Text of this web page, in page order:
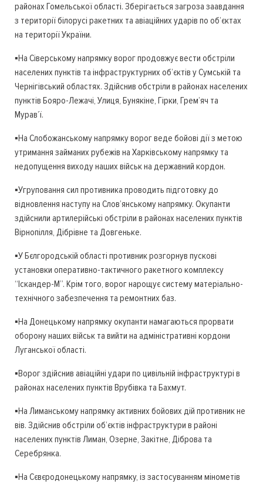
районах Гомельської області. Зберігається загроза заавдання
з території білорусі ракетних та авіаційних ударів по об’єктах
на території України.
▪️На Сіверському напрямку ворог продовжує вести обстріли
населених пунктів та інфраструктурних об’єктів у Сумській та
Чернігівський областях. Здійснив обстріли в районах населених
пунктів Бояро-Лежачі, Улиця, Бунякіне, Гірки, Грем’яч та
Мурав’ї.
▪️На Слобожанському напрямку ворог веде бойові дії з метою
утримання займаних рубежів на Харківському напрямку та
недопущення виходу наших військ на державний кордон.
▪️Угруповання сил противника проводить підготовку до
відновлення наступу на Слов’янському напрямку. Окупанти
здійснили артилерійські обстріли в районах населених пунктів
Вірнопілля, Дібрівне та Довгеньке.
▪️У Бєлгородській області противник розгорнув пускові
установки оперативно-тактичного ракетного комплексу
“Іскандер-М”. Крім того, ворог нарощує систему матеріально-
технічного забезпечення та ремонтних баз.
▪️На Донецькому напрямку окупанти намагаються прорвати
оборону наших військ та вийти на адміністративні кордони
Луганської області.
▪️Ворог здійснив авіаційні удари по цивільній інфраструктурі в
районах населених пунктів Врубівка та Бахмут.
▪️На Лиманському напрямку активних бойових дій противник не
вів. Здійснив обстріли об’єктів інфраструктури в районі
населених пунктів Лиман, Озерне, Закітне, Діброва та
Серебрянка.
▪️На Сєвєродонецькому напрямку, із застосуванням мінометів